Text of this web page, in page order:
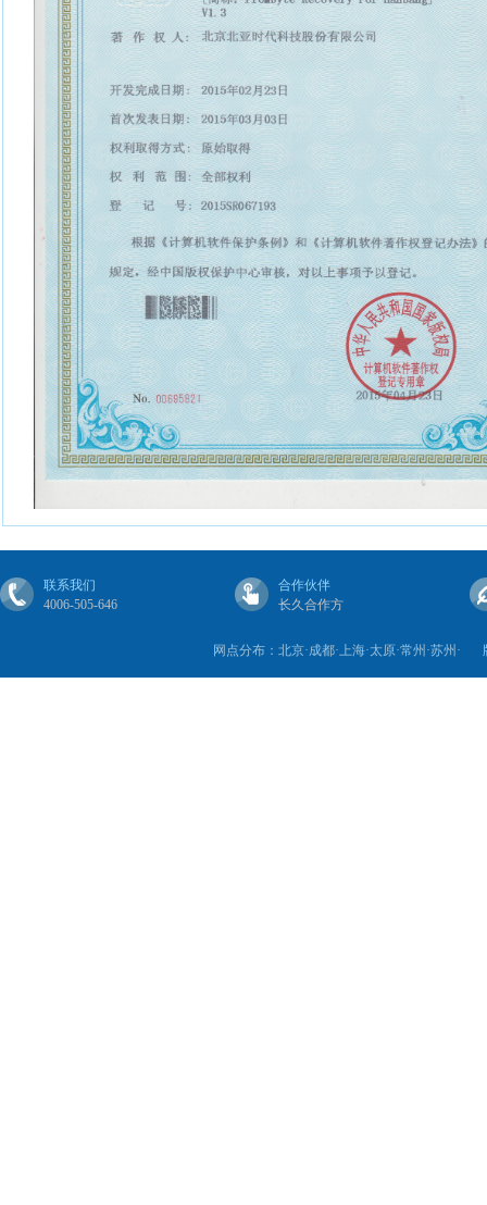
联系我们
4006-505-646
合作伙伴
长久合作方
网点分布：北京·成都·上海·太原·常州·苏州·